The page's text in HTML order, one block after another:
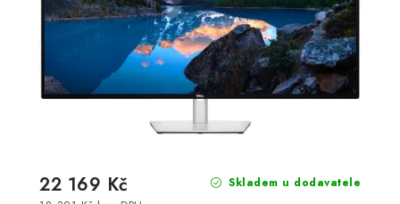
Skladem u dodavatele
22 169 Kč